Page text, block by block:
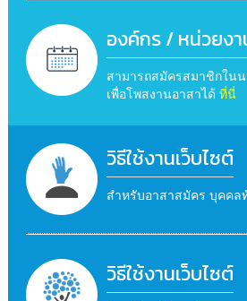
องค์กร / หน่วยง
สามารถสมัครสมาชิกใน
เพื่อโพสงานอาสาได้ ที่นี่
วิธีใช้งานเว็บไซต์
สำหรับอาสาสมัคร บุคคล
วิธีใช้งานเว็บไซต์